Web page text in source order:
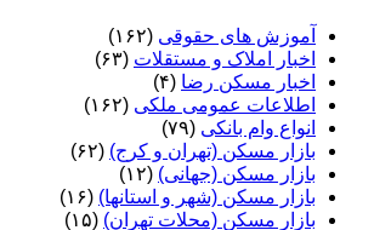
آموزش های حقوقی (۱۶۲)
اخبار املاک و مستقلات (۶۳)
اخبار مسکن رضا (۴)
اطلاعات عمومی ملکی (۱۶۲)
انواع وام بانکی (۷۹)
بازار مسکن (تهران و کرج) (۶۲)
بازار مسکن (جهانی) (۱۲)
بازار مسکن (شهر و استانها) (۱۶)
بازار مسکن (محلات تهران) (۱۵)